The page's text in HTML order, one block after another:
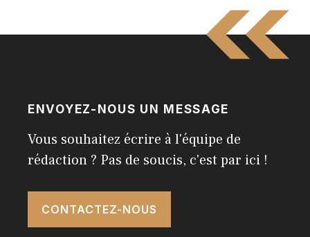
ENVOYEZ-NOUS UN MESSAGE
Vous souhaitez écrire à l'équipe de
rédaction ? Pas de soucis, c'est par ici !
CONTACTEZ-NOUS